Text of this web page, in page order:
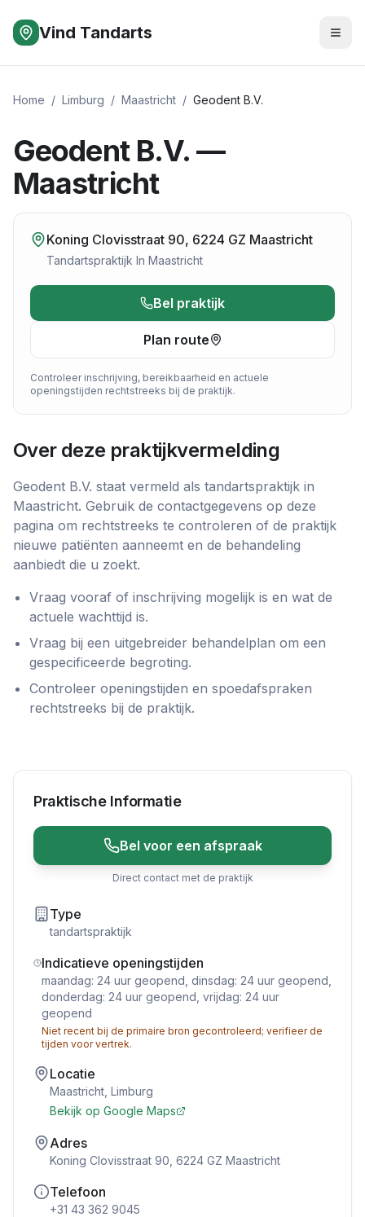
Vind Tandarts
Home / Limburg / Maastricht / Geodent B.V.
Geodent B.V. —
Maastricht
Koning Clovisstraat 90, 6224 GZ Maastricht
Tandartspraktijk In Maastricht
Bel praktijk
Plan route
Controleer inschrijving, bereikbaarheid en actuele
openingstijden rechtstreeks bij de praktijk.
Over deze praktijkvermelding
Geodent B.V. staat vermeld als tandartspraktijk in
Maastricht. Gebruik de contactgegevens op deze
pagina om rechtstreeks te controleren of de praktijk
nieuwe patiënten aanneemt en de behandeling
aanbiedt die u zoekt.
Vraag vooraf of inschrijving mogelijk is en wat de
actuele wachttijd is.
Vraag bij een uitgebreider behandelplan om een
gespecificeerde begroting.
Controleer openingstijden en spoedafspraken
rechtstreeks bij de praktijk.
Praktische Informatie
Bel voor een afspraak
Direct contact met de praktijk
Type
tandartspraktijk
Indicatieve openingstijden
maandag: 24 uur geopend, dinsdag: 24 uur geopend,
donderdag: 24 uur geopend, vrijdag: 24 uur
geopend
Niet recent bij de primaire bron gecontroleerd; verifieer de
tijden voor vertrek.
Locatie
Maastricht Limburg
Bekijk op Google Maps
Adres
Koning Clovisstraat 90, 6224 GZ Maastricht
Telefoon
+31 43 362 9045